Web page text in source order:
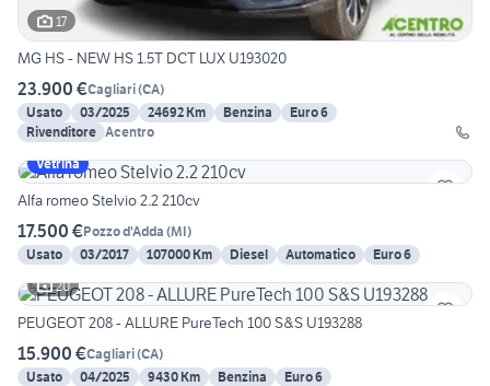
17
MG HS - NEW HS 1.5T DCT LUX U193020
23.900 €Cagliari(CA)
Usato
03/2025 24692 Km Benzina
Euro 6
Rivenditore Acentro
Vetrina
Alfa romeo Stelvio 2.2 210cv
17.500 €Pozzo d'Adda (MI)
Usato
03/2017 107000 Km Diesel Automatico
Euro 6
20
PEUGEOT 208 - ALLURE PureTech 100 S&S U193288
15.900 €Cagliari(CA)
Usato
04/2025 9430 Km Benzina
Euro 6